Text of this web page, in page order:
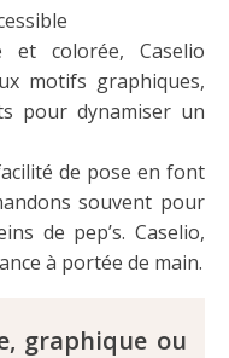
colorée, Caselio
motifs graphiques,
pour dynamiser un
de pose en font
souvent pour
de pep’s. Caselio,
à portée de main.
graphique ou